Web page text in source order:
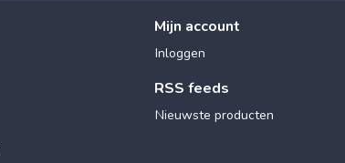
Mijn account
Inloggen
RSS feeds
Nieuwste producten